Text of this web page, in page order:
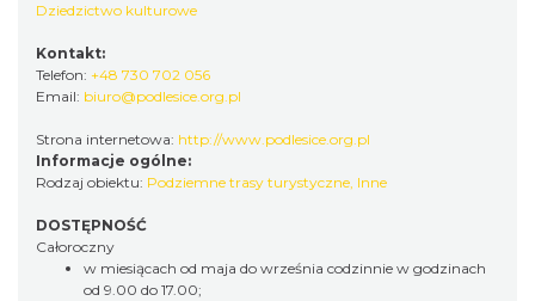
Dziedzictwo kulturowe
Kontakt:
Telefon: +48 730 702 056
Email: biuro@podlesice.org.pl
Strona internetowa: http://www.podlesice.org.pl
Informacje ogólne:
Rodzaj obiektu: Podziemne trasy turystyczne, Inne
DOSTĘPNOŚĆ
Całoroczny
w miesiącach od maja do września codzinnie w godzinach
od 9.00 do 17.00;